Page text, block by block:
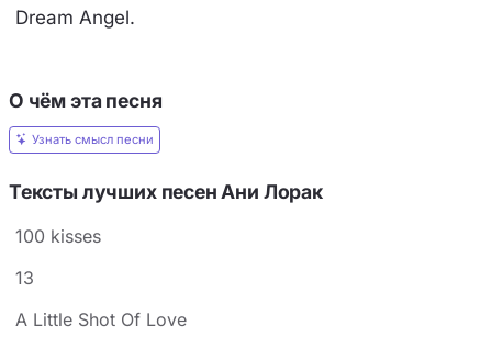
Dream Angel.
О чём эта песня
Узнать смысл песни
Тексты лучших песен Ани Лорак
100 kisses
13
A Little Shot Of Love